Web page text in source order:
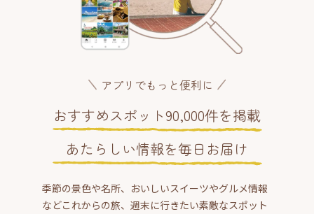
アプリでもっと便利に
おすすめスポット90,000件を掲載
あたらしい情報を毎日お届け
季節の景色や名所、おいしいスイーツやグルメ情報
などこれからの旅、週末に行きたい素敵なスポット